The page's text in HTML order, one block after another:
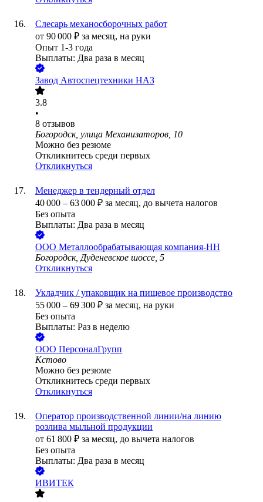
Слесарь механосборочных работ
от 90 000 ₽ за месяц, на руки
Опыт 1-3 года
Выплаты: Два раза в месяц
Завод Автоспецтехники НАЗ
3.8
•
8 отзывов
Богородск, улица Механизаторов, 10
Можно без резюме
Откликнитесь среди первых
Откликнуться
Менеджер в тендерный отдел
40 000 – 63 000 ₽ за месяц, до вычета налогов
Без опыта
Выплаты: Два раза в месяц
ООО Металлообрабатывающая компания-НН
Богородск, Дуденевское шоссе, 5
Откликнуться
Укладчик / упаковщик на пищевое производство
55 000 – 69 300 ₽ за месяц, на руки
Без опыта
Выплаты: Раз в неделю
ООО ПерсоналГрупп
Кстово
Можно без резюме
Откликнитесь среди первых
Откликнуться
Оператор производственной линии/на линию
розлива мыльной продукции
от 61 800 ₽ за месяц, до вычета налогов
Без опыта
Выплаты: Два раза в месяц
ИВИТЕК